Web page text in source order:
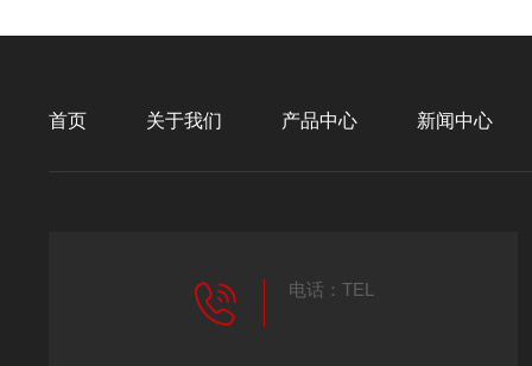
首页 关于我们 产品中心 新闻中心
电话：TEL